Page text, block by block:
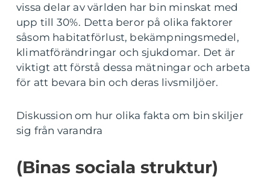
vissa delar av världen har bin minskat med
upp till 30%. Detta beror på olika faktorer
såsom habitatförlust, bekämpningsmedel,
klimatförändringar och sjukdomar. Det är
viktigt att förstå dessa mätningar och arbeta
för att bevara bin och deras livsmiljöer.
Diskussion om hur olika fakta om bin skiljer
sig från varandra
(Binas sociala struktur)